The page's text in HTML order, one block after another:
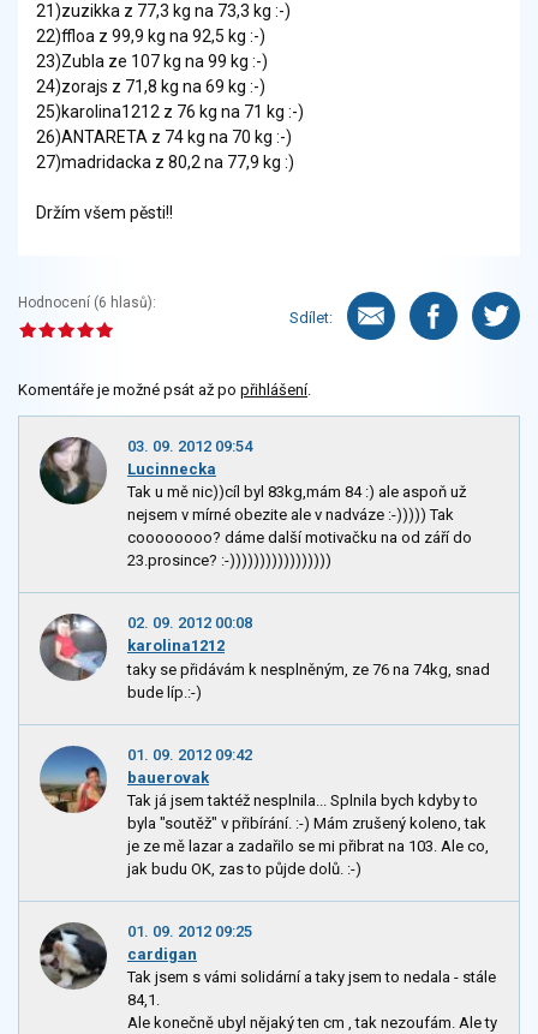
21)zuzikka z 77,3 kg na 73,3 kg :-)
22)ffloa z 99,9 kg na 92,5 kg :-)
23)Zubla ze 107 kg na 99 kg :-)
24)zorajs z 71,8 kg na 69 kg :-)
25)karolina1212 z 76 kg na 71 kg :-)
26)ANTARETA z 74 kg na 70 kg :-)
27)madridacka z 80,2 na 77,9 kg :)
Držím všem pěsti!!
Hodnocení (6 hlasů):
Sdílet:
Komentáře je možné psát až po přihlášení.
03. 09. 2012 09:54
Lucinnecka
Tak u mě nic))cíl byl 83kg,mám 84 :) ale aspoň už
nejsem v mírné obezite ale v nadváze :-))))) Tak
coooooooo? dáme další motivačku na od září do
23.prosince? :-)))))))))))))))))
02. 09. 2012 00:08
karolina1212
taky se přidávám k nesplněným, ze 76 na 74kg, snad
bude líp.:-)
01. 09. 2012 09:42
bauerovak
Tak já jsem taktéž nesplnila... Splnila bych kdyby to
byla "soutěž" v přibírání. :-) Mám zrušený koleno, tak
je ze mě lazar a zadařilo se mi přibrat na 103. Ale co,
jak budu OK, zas to půjde dolů. :-)
01. 09. 2012 09:25
cardigan
Tak jsem s vámi solidární a taky jsem to nedala - stále
84,1.
Ale konečně ubyl nějaký ten cm , tak nezoufám. Ale ty